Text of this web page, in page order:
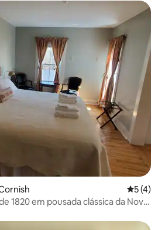
5 (4)
1820 em pousada clássica da Nova